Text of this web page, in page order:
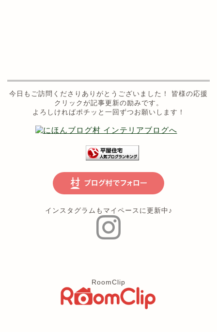
今日もご訪問くださりありがとうございました！ 皆様の応援
クリックが記事更新の励みです。
よろしければポチッと一回ずつお願いします！
インスタグラムもマイペースに更新中♪
RoomClip